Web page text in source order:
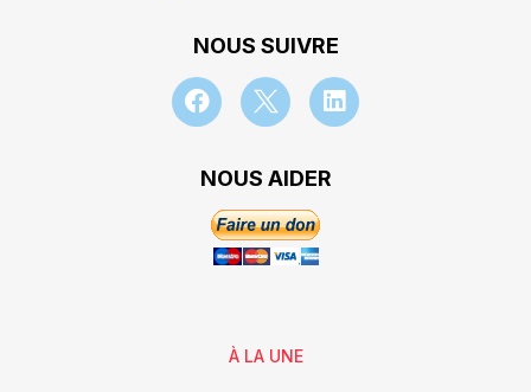
NOUS SUIVRE
NOUS AIDER
À LA UNE